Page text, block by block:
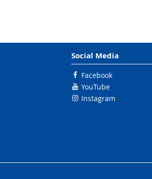
Social Media
Facebook
YouTube
Instagram